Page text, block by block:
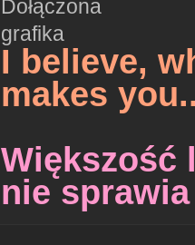
I believe,
makes
Większość
nie